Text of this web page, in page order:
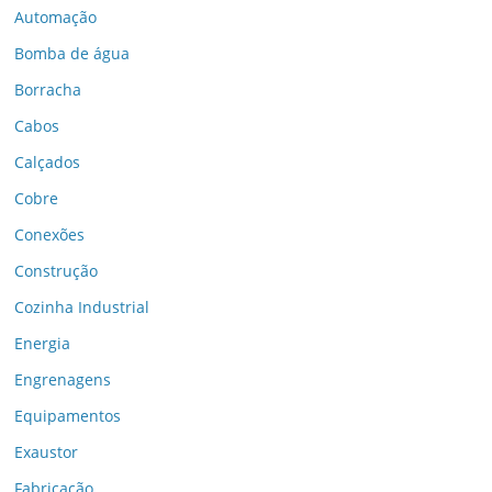
Automação
Bomba de água
Borracha
Cabos
Calçados
Cobre
Conexões
Construção
Cozinha Industrial
Energia
Engrenagens
Equipamentos
Exaustor